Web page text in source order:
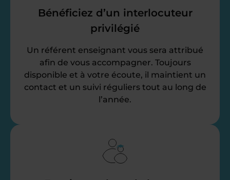
Bénéficiez d’un interlocuteur
privilégié
Un référent enseignant vous sera attribué
afin de vous accompagner. Toujours
disponible et à votre écoute, il maintient un
contact et un suivi réguliers tout au long de
l’année.